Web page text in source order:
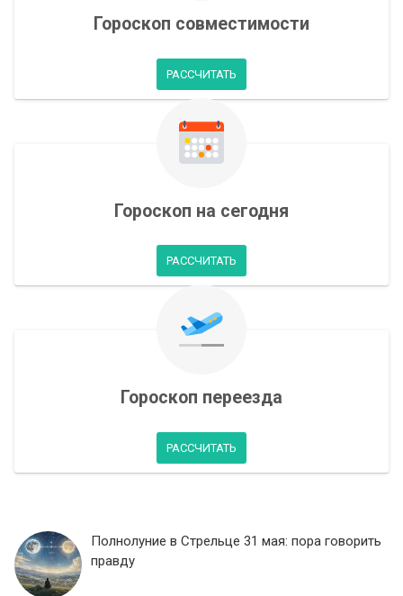
Гороскоп совместимости
РАССЧИТАТЬ
Гороскоп на сегодня
РАССЧИТАТЬ
Гороскоп переезда
РАССЧИТАТЬ
Полнолуние в Стрельце 31 мая: пора говорить
правду